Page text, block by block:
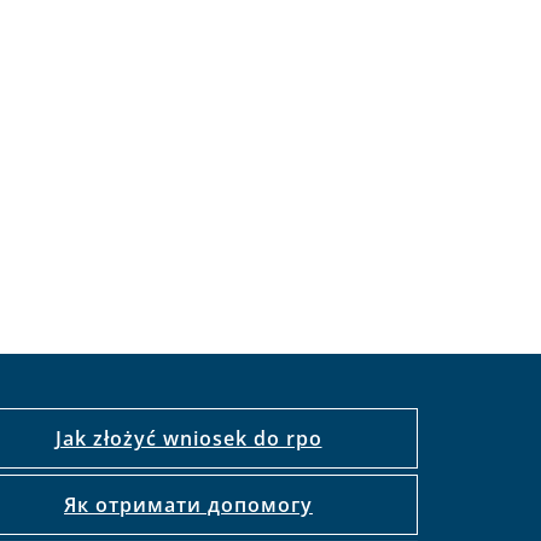
Jak złożyć wniosek do rpo
Як отримати допомогу